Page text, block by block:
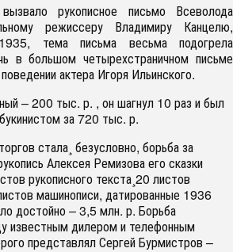
рукописное письмо Всеволода
режиссеру Владимиру Канцелю,
тема письма весьма подогрела
в большом четырехстраничном письме
актера Игоря Ильинского.
– 200 тыс. р. , он шагнул 10 раз и был
за 720 тыс. р.
стала¸ безусловно, борьба за
Алексея Ремизова его сказки
рукописного текста¸20 листов
машинописи, датированные 1936
достойно – 3,5 млн. р. Борьба
известным дилером и телефонным
представлял Сергей Бурмистров –